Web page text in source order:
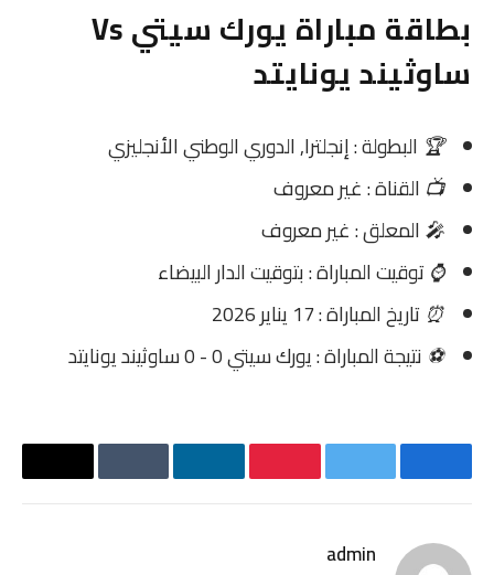
بطاقة مباراة يورك سيتي Vs
ساوثيند يونايتد
🏆 البطولة : إنجلترا, الدوري الوطني الأنجليزي
📺 القناة : غير معروف
🎤المعلق : غير معروف
⌚توقيت المباراة : بتوقيت الدار البيضاء
⏰ تاريخ المباراة : 17 يناير 2026
⚽ نتيجة المباراة : يورك سيتي 0 - 0 ساوثيند يونايتد
فيسبوك تويتر بينتيريستلينكدإن Tumblr البريد
admin